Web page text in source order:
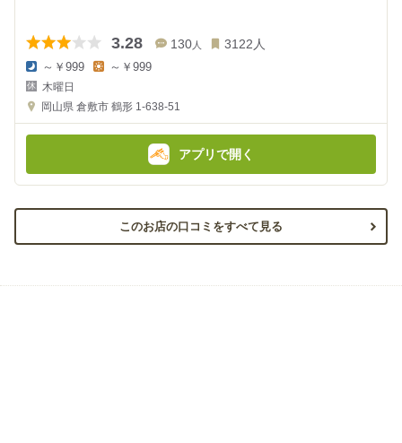
3.28 130人 3122 人
夜
の
金
～￥999
金
額
～￥999
木曜日
岡山県 倉敷市 鶴形 1-638-51
アプリで開く
このお店の口コミをすべて見る